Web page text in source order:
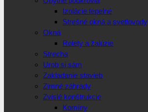
Izolácie tepelné
Strešné okná a svetlovody
Okná
Rolety a žalúzie
Strecha
Urob si sám
Zakladanie stavieb
Zimné záhrady
Zvislé konštrukcie
Komíny